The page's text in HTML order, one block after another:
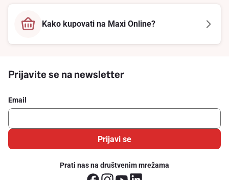
Kako kupovati na Maxi Online?
Prijavite se na newsletter
Email
Prijavi se
Prati nas na društvenim mrežama